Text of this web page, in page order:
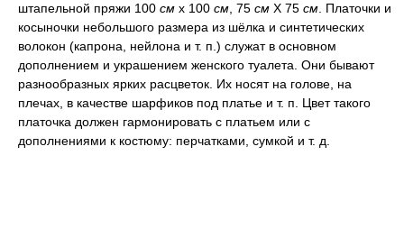
штапельной пряжи 100 см х 100 см , 75 см Х 75 см . Платочки и
косыночки небольшого размера из шёлка и синтетических
волокон (капрона, нейлона и т. п.) служат в основном
дополнением и украшением женского туалета. Они бывают
разнообразных ярких расцветок. Их носят на голове, на
плечах, в качестве шарфиков под платье и т. п. Цвет такого
платочка должен гармонировать с платьем или с
дополнениями к костюму: перчатками, сумкой и т. д.